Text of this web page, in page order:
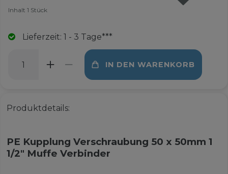
Inhalt 1 Stück
Lieferzeit: 1 - 3 Tage***
IN DEN WARENKORB
Produktdetails:
PE Kupplung Verschraubung 50 x 50mm 1
1/2" Muffe Verbinder